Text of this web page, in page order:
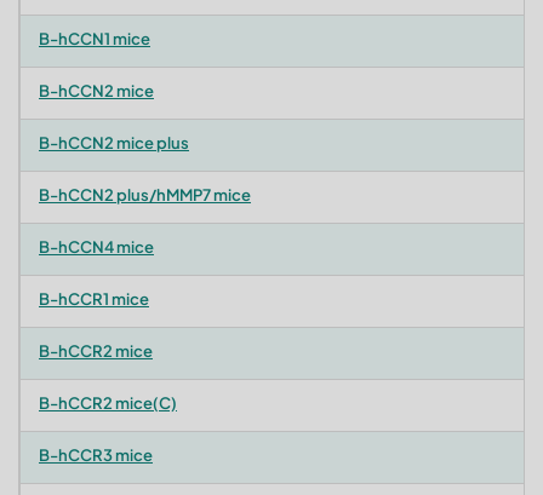
B-hCCN1 mice
B-hCCN2 mice
B-hCCN2 mice plus
B-hCCN2 plus/hMMP7 mice
B-hCCN4 mice
B-hCCR1 mice
B-hCCR2 mice
B-hCCR2 mice(C)
B-hCCR3 mice